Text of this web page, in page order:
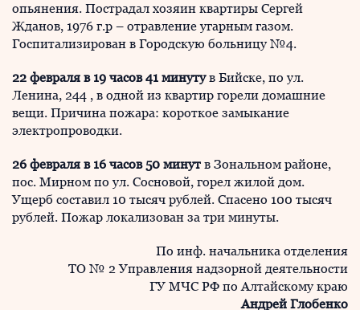
опьянения. Пострадал хозяин квартиры Сергей
Жданов, 1976 г.р – отравление угарным газом.
Госпитализирован в Городскую больницу №4.
22 февраля в 19 часов 41 минутув Бийске, по ул.
Ленина, 244 , в одной из квартир горели домашние
вещи. Причина пожара: короткое замыкание
электропроводки.
26 февраля в 16 часов 50 минут в Зональном районе,
пос. Мирном по ул. Сосновой, горел жилой дом.
Ущерб составил 10 тысяч рублей. Спасено 100 тысяч
рублей. Пожар локализован за три минуты.
По инф. начальника отделения
ТО № 2 Управления надзорной деятельности
ГУ МЧС РФ по Алтайскому краю
Андрей Глобенко